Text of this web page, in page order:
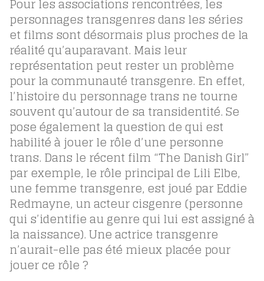
Pour les associations rencontrées, les
personnages transgenres dans les séries
et films sont désormais plus proches de la
réalité qu’auparavant. Mais leur
représentation peut rester un problème
pour la communauté transgenre. En effet,
l’histoire du personnage trans ne tourne
souvent qu’autour de sa transidentité. Se
pose également la question de qui est
habilité à jouer le rôle d’une personne
trans. Dans le récent film “The Danish Girl”
par exemple, le rôle principal de Lili Elbe,
une femme transgenre, est joué par Eddie
Redmayne, un acteur cisgenre (personne
qui s’identifie au genre qui lui est assigné à
la naissance). Une actrice transgenre
n’aurait-elle pas été mieux placée pour
jouer ce rôle ?